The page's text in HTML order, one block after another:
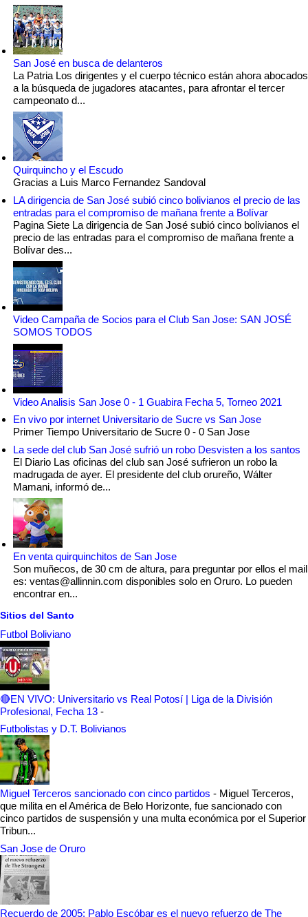
San José en busca de delanteros
La Patria Los dirigentes y el cuerpo técnico están ahora abocados
a la búsqueda de jugadores atacantes, para afrontar el tercer
campeonato d...
Quirquincho y el Escudo
Gracias a Luis Marco Fernandez Sandoval
LA dirigencia de San José subió cinco bolivianos el precio de las
entradas para el compromiso de mañana frente a Bolívar
Pagina Siete La dirigencia de San José subió cinco bolivianos el
precio de las entradas para el compromiso de mañana frente a
Bolívar des...
Video Campaña de Socios para el Club San Jose: SAN JOSÉ
SOMOS TODOS
Video Analisis San Jose 0 - 1 Guabira Fecha 5, Torneo 2021
En vivo por internet Universitario de Sucre vs San Jose
Primer Tiempo Universitario de Sucre 0 - 0 San Jose
La sede del club San José sufrió un robo Desvisten a los santos
El Diario Las oficinas del club san José sufrieron un robo la
madrugada de ayer. El presidente del club orureño, Wálter
Mamani, informó de...
En venta quirquinchitos de San Jose
Son muñecos, de 30 cm de altura, para preguntar por ellos el mail
es: ventas@allinnin.com disponibles solo en Oruro. Lo pueden
encontrar en...
Sitios del Santo
Futbol Boliviano
🔴EN VIVO: Universitario vs Real Potosí | Liga de la División
Profesional, Fecha 13 -
Futbolistas y D.T. Bolivianos
Miguel Terceros sancionado con cinco partidos - Miguel Terceros,
que milita en el América de Belo Horizonte, fue sancionado con
cinco partidos de suspensión y una multa económica por el Superior
Tribun...
San Jose de Oruro
Recuerdo de 2005: Pablo Escóbar es el nuevo refuerzo de The